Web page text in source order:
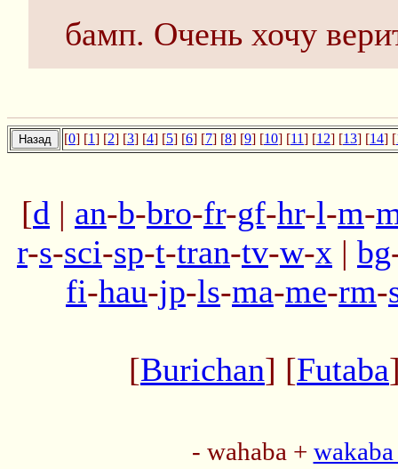
бамп. Очень хочу
[0] [1] [2] [3] [4] [5] [6] [7] [8] [9] [10] [11] [12] [13] [14] [
[d | an-b-bro-fr-gf-hr-l-m-
r-s-sci-sp-t-tran-tv-w-x | bg
fi-hau-jp-ls-ma-me-rm-
[Burichan] [Futaba
- wahaba +